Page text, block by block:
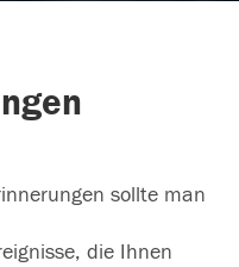
sollte man
die Ihnen